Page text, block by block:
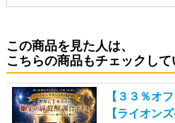
この商品を見た人は、
こちらの商品もチェックして
【３３％オフ
【ライオン